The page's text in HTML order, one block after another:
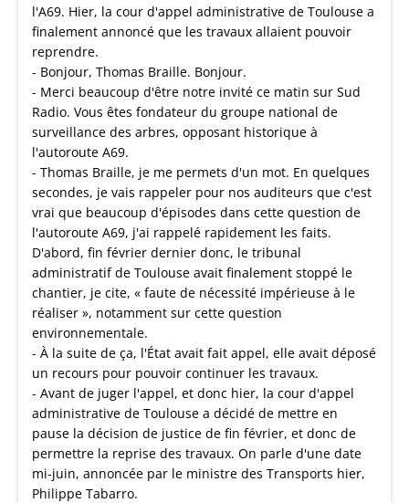
l'A69. Hier, la cour d'appel administrative de Toulouse a
finalement annoncé que les travaux allaient pouvoir
reprendre.
- Bonjour, Thomas Braille. Bonjour.
- Merci beaucoup d'être notre invité ce matin sur Sud
Radio. Vous êtes fondateur du groupe national de
surveillance des arbres, opposant historique à
l'autoroute A69.
- Thomas Braille, je me permets d'un mot. En quelques
secondes, je vais rappeler pour nos auditeurs que c'est
vrai que beaucoup d'épisodes dans cette question de
l'autoroute A69, j'ai rappelé rapidement les faits.
D'abord, fin février dernier donc, le tribunal
administratif de Toulouse avait finalement stoppé le
chantier, je cite, « faute de nécessité impérieuse à le
réaliser », notamment sur cette question
environnementale.
- À la suite de ça, l'État avait fait appel, elle avait déposé
un recours pour pouvoir continuer les travaux.
- Avant de juger l'appel, et donc hier, la cour d'appel
administrative de Toulouse a décidé de mettre en
pause la décision de justice de fin février, et donc de
permettre la reprise des travaux. On parle d'une date
mi-juin, annoncée par le ministre des Transports hier,
Philippe Tabarro.